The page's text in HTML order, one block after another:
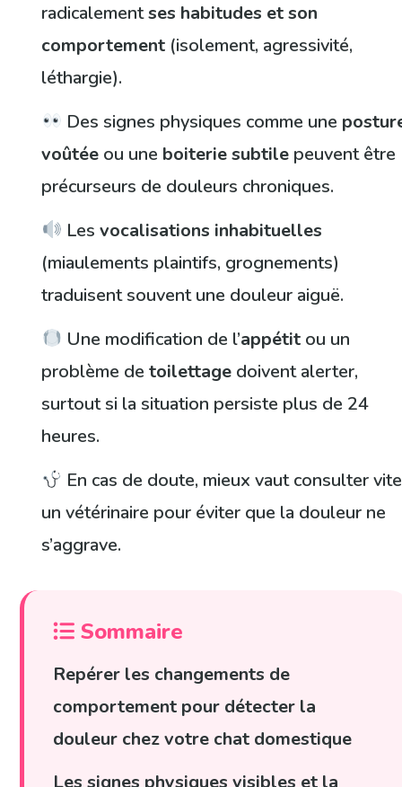
radicalementses habitudes et son
comportement (isolement, agressivité,
léthargie).
Des signes physiques comme une
voûtée ou une boiterie subtile peuvent être
précurseurs de douleurs chroniques.
Lesvocalisations inhabituelles
(miaulements plaintifs, grognements)
traduisent souvent une douleur aiguë.
Une modification de l’appétit ou un
problème detoilettage doivent alerter,
surtout si la situation persiste plus de 24
heures.
En cas de doute, mieux vaut consulter vite
un vétérinaire pour éviter que la douleur ne
s’aggrave.
Sommaire
Repérer les changements de
comportement pour détecter la
douleur chez votre chat domestique